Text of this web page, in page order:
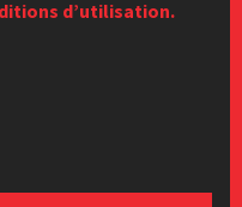
d’utilisation.